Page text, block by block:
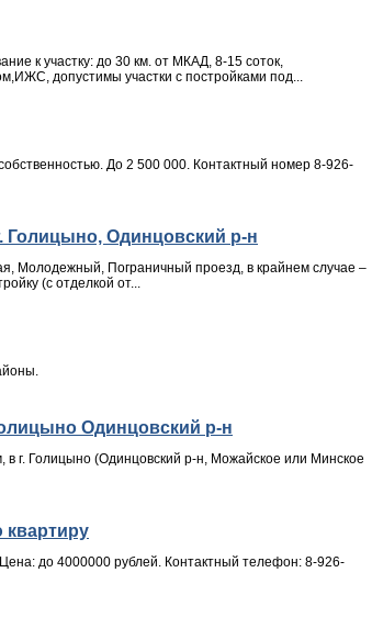
к участку: до 30 км. от МКАД, 8-15 соток,
допустимы участки с постройками под...
До 2 500 000. Контактный номер 8-926-
Голицыно, Одинцовский р-н
Молодежный, Пограничный проезд, в крайнем случае –
(с отделкой от...
Одинцовский р-н
г. Голицыно (Одинцовский р-н, Можайское или Минское
до 4000000 рублей. Контактный телефон: 8-926-